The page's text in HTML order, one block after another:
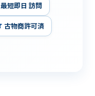
最短即日 訪問
古物商許可済